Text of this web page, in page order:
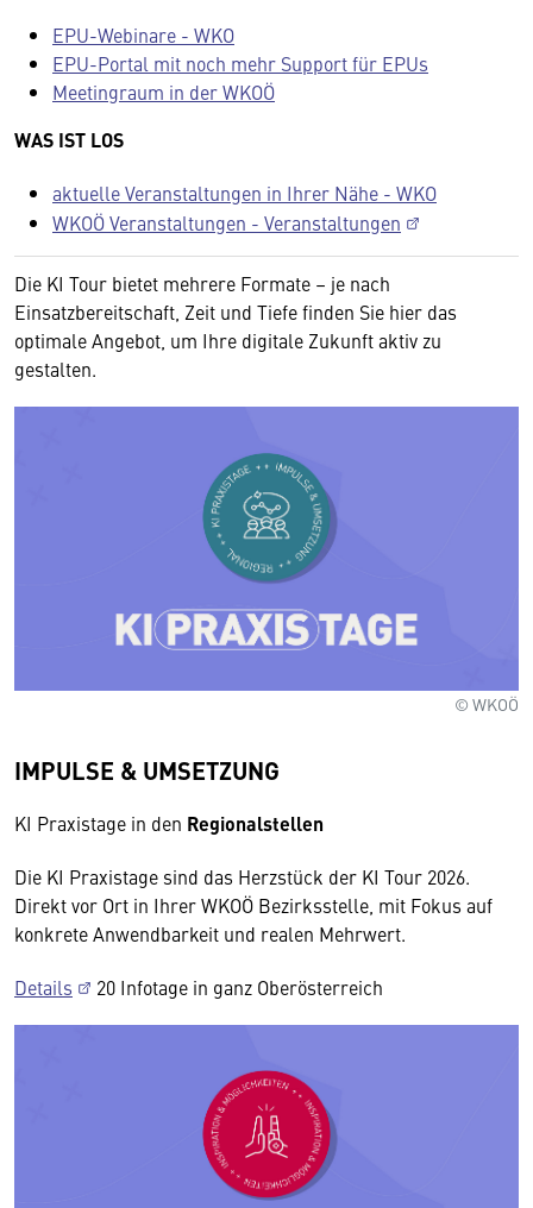
EPU-Webinare - WKO
EPU-Portal mit noch mehr Support für EPUs
Meetingraum in der WKOÖ
WAS IST LOS
aktuelle Veranstaltungen in Ihrer Nähe - WKO
WKOÖ Veranstaltungen - Veranstaltungen
Die KI Tour bietet mehrere Formate – je nach
Einsatzbereitschaft, Zeit und Tiefe finden Sie hier das
optimale Angebot, um Ihre digitale Zukunft aktiv zu
gestalten.
© WKOÖ
IMPULSE & UMSETZUNG
KI Praxistage in den Regionalstellen
Die KI Praxistage sind das Herzstück der KI Tour 2026.
Direkt vor Ort in Ihrer WKOÖ Bezirksstelle, mit Fokus auf
konkrete Anwendbarkeit und realen Mehrwert.
Details 20 Infotage in ganz Oberösterreich